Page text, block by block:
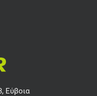
Εύβοια